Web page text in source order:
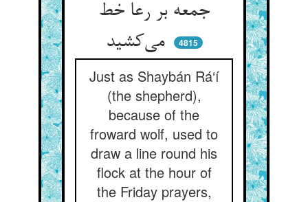
جمعه بر رعا خط
می‌کشید
4815
Just as Shaybán Rá‘í
(the shepherd),
because of the
froward wolf, used to
draw a line round his
flock at the hour of
the Friday prayers,